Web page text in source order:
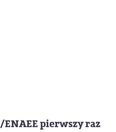
pierwszy raz